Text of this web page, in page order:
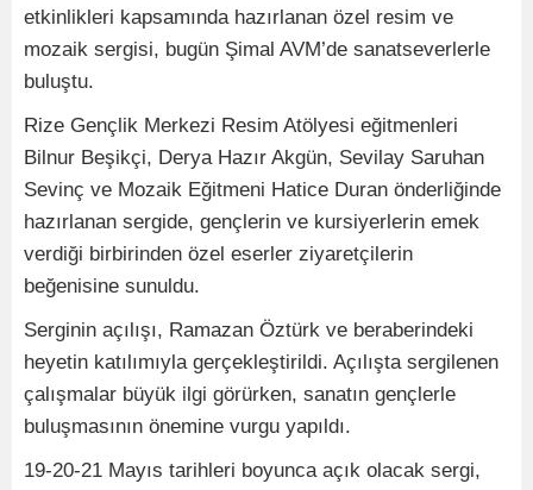
etkinlikleri kapsamında hazırlanan özel resim ve
mozaik sergisi, bugün Şimal AVM’de sanatseverlerle
buluştu.
Rize Gençlik Merkezi Resim Atölyesi eğitmenleri
Bilnur Beşikçi, Derya Hazır Akgün, Sevilay Saruhan
Sevinç ve Mozaik Eğitmeni Hatice Duran önderliğinde
hazırlanan sergide, gençlerin ve kursiyerlerin emek
verdiği birbirinden özel eserler ziyaretçilerin
beğenisine sunuldu.
Serginin açılışı, Ramazan Öztürk ve beraberindeki
heyetin katılımıyla gerçekleştirildi. Açılışta sergilenen
çalışmalar büyük ilgi görürken, sanatın gençlerle
buluşmasının önemine vurgu yapıldı.
19-20-21 Mayıs tarihleri boyunca açık olacak sergi,